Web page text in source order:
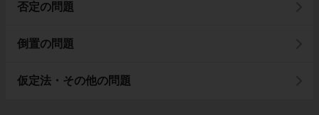
否定の問題
倒置の問題
仮定法・その他の問題